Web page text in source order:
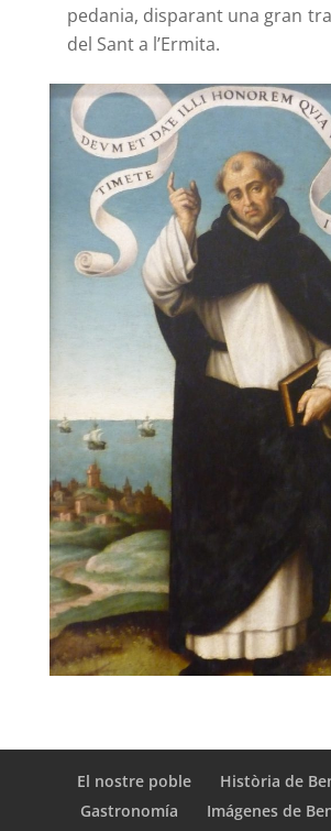
pedania, disparant una gran
del Sant a l’Ermita.
El nostre poble
Història de
Gastronomía
Imágenes de